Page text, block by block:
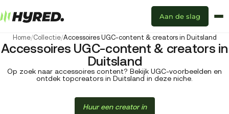
Aan de slag
Home/Collectie/Accessoires UGC-content & creators in Duitsland
Accessoires UGC-content & creators in
Duitsland
Op zoek naar accessoires content? Bekijk UGC-voorbeelden en
ontdek topcreators in Duitsland in deze niche.
Huur een creator in